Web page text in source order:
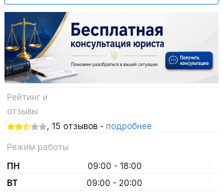
Рейтинг и
отзывы
, 15 отзывов - подробнее
Режим работы
ПН
09:00 - 18:00 -
ВТ 09:00 - 20:00 -